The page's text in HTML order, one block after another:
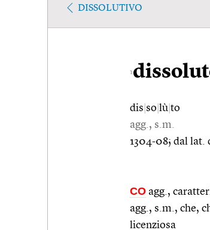
DISSOLUTIVO
1
dis so lù to
agg., s.m.
1304-08; dal lat.
CO agg.,
agg., s.m., che,
licenziosa